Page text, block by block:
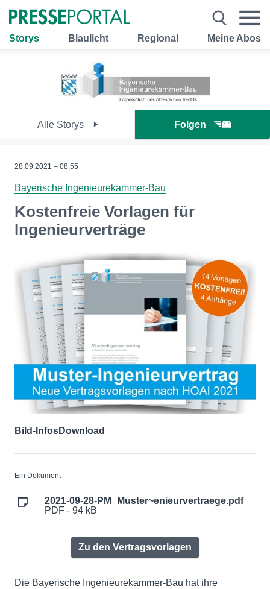
Storys Blaulicht Regional Meine Abos
Alle Storys Folgen
28.09.2021 – 08:55
Bayerische Ingenieurekammer-Bau
Kostenfreie Vorlagen für
Ingenieurverträge
Bild-InfosDownload
Ein Dokument
2021-09-28-PM_Muster~enieurvertraege.pdf
PDF - 94 kB
Zu den Vertragsvorlagen
Die Bayerische Ingenieurekammer-Bau hat ihre